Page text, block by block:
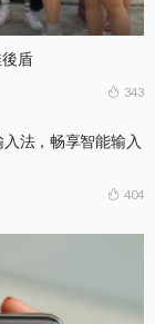
盾
343
法，畅享智能输入
404